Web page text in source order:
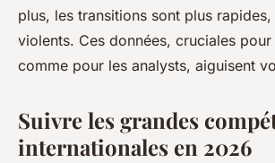
plus, les transitions sont plus
violents. Ces données, cruciales
comme pour les analysts, aiguisent
Suivre les grandes
internationales en 2026